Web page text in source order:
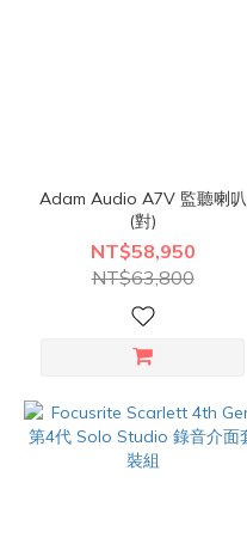
Adam Audio A7V 監聽喇叭
(對)
NT$58,950
NT$63,800